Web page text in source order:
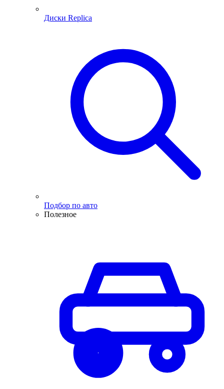
Диски Replica
Подбор по авто
Полезное